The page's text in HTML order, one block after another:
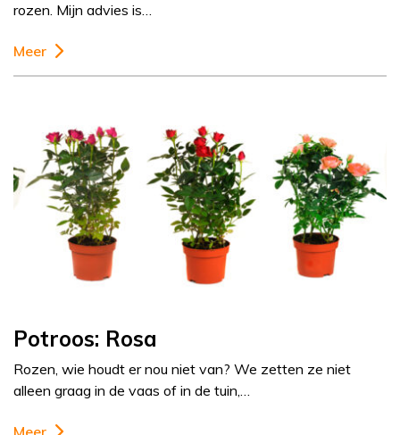
rozen. Mijn advies is…
Meer
Potroos: Rosa
Rozen, wie houdt er nou niet van? We zetten ze niet
alleen graag in de vaas of in de tuin,…